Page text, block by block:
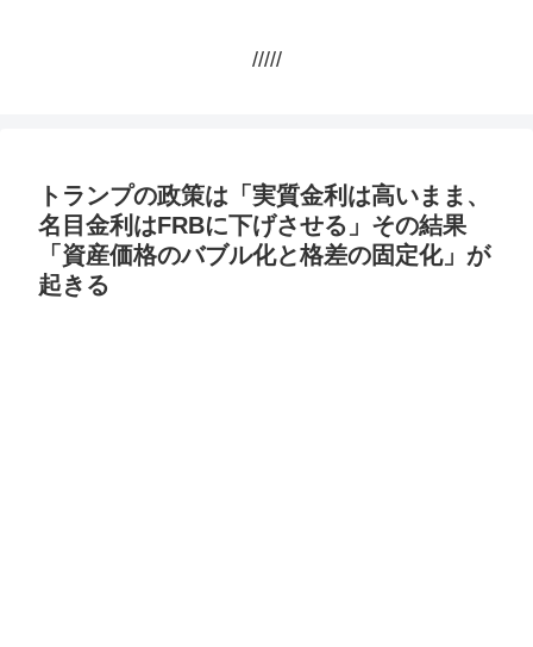
/////
トランプの政策は「実質金利は高いまま、
名目金利はFRBに下げさせる」その結果
「資産価格のバブル化と格差の固定化」が
起きる